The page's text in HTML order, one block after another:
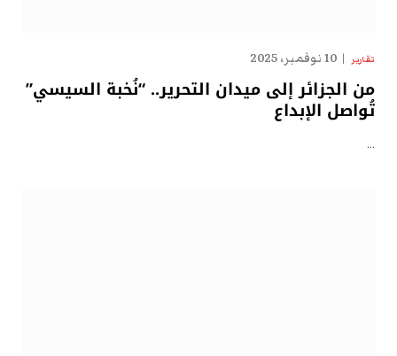
تقارير 10 نوفمبر، 2025
من الجزائر إلى ميدان التحرير.. “نُخبة السيسي”
تُواصل الإبداع
…